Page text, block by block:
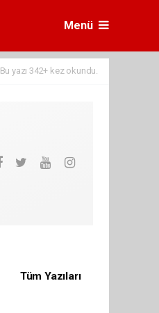
Menü
Bu yazı 342+ kez okundu.
Tüm Yazıları